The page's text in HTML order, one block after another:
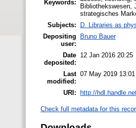
Keywords:
Bibliothekswesen,
strategisches
Subjects:
D. Libraries as
Depositing
user:
Bruno Bauer
Date
deposited:
12 Jan 2016 20:25
Last
modified:
07 May 2019 13:01
URI: http://
Check full metadata for this